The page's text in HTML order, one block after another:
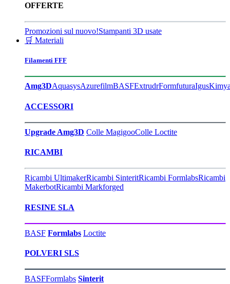
OFFERTE
Promozioni sul nuovo!Stampanti 3D usate
🛒 Materiali
Filamenti FFF
Amg3DAquasysAzurefilmBASFExtrudrFormfuturaIgus
ACCESSORI
Upgrade Amg3D Colle MagigooColle Loctite
RICAMBI
Ricambi UltimakerRicambi SinteritRicambi FormlabsRicambi
MakerbotRicambi Markforged
RESINE SLA
BASF Formlabs Loctite
POLVERI SLS
BASFFormlabs Sinterit